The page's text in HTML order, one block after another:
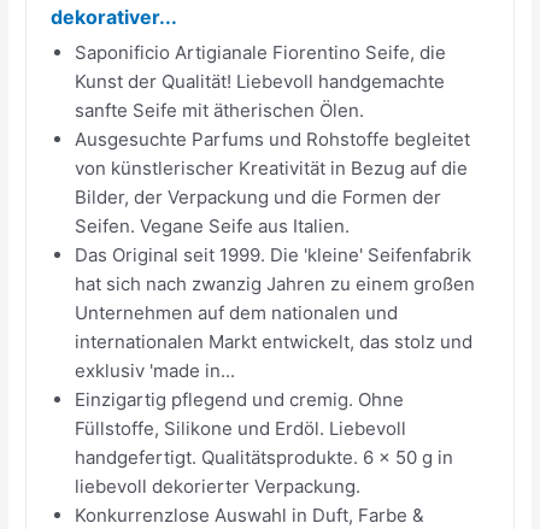
dekorativer...
Saponificio Artigianale Fiorentino Seife, die
Kunst der Qualität! Liebevoll handgemachte
sanfte Seife mit ätherischen Ölen.
Ausgesuchte Parfums und Rohstoffe begleitet
von künstlerischer Kreativität in Bezug auf die
Bilder, der Verpackung und die Formen der
Seifen. Vegane Seife aus Italien.
Das Original seit 1999. Die 'kleine' Seifenfabrik
hat sich nach zwanzig Jahren zu einem großen
Unternehmen auf dem nationalen und
internationalen Markt entwickelt, das stolz und
exklusiv 'made in...
Einzigartig pflegend und cremig. Ohne
Füllstoffe, Silikone und Erdöl. Liebevoll
handgefertigt. Qualitätsprodukte. 6 x 50 g in
liebevoll dekorierter Verpackung.
Konkurrenzlose Auswahl in Duft, Farbe &